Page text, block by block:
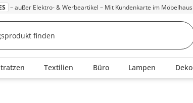
– außer Elektro- & Werbeartikel – Mit Kundenkarte im Möbelhaus
Textilien Büro Lampen Deko